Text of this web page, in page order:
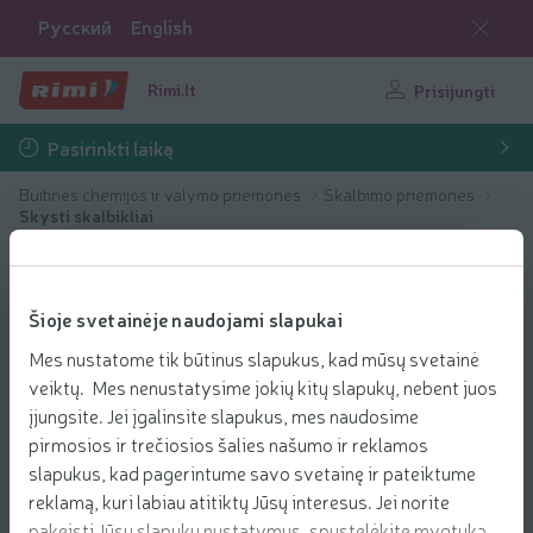
Šioje svetainėje naudojami slapukai
Mes nustatome tik būtinus slapukus, kad mūsų svetainė
veiktų. Mes nenustatysime jokių kitų slapukų, nebent juos
įjungsite. Jei įgalinsite slapukus, mes naudosime
pirmosios ir trečiosios šalies našumo ir reklamos
slapukus, kad pagerintume savo svetainę ir pateiktume
reklamą, kuri labiau atitiktų Jūsų interesus. Jei norite
Русский English
Rimi.lt Prisijungti
Pasirinkti laiką
Buitinės chemijos ir valymo priemonės
Skalbimo priemonės
Skysti skalbikliai